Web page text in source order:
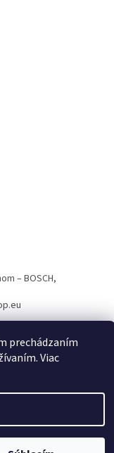
prechádzaním
Viac
– BOSCH,
práva vyhradené.